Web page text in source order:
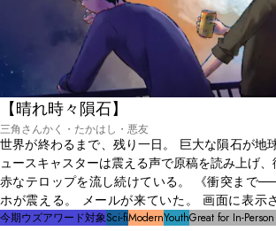
【晴れ時々隕石】
三角さんかく・たかはし・悪友
世界が終わるまで、残り一日。 巨大な隕石が地
ュースキャスターは震える声で原稿を読み上げ
赤なテロップを流し続けている。 《衝突まで──24時間》 背後でスマ
ホが震える。 メールが来ていた。 画面に表示
行。 『会えないか？』 差出人は、親友の青山 和幸(あおやま かずゆき)
今期ウズアワード対象Sci-fiModernYouthGreat for In-